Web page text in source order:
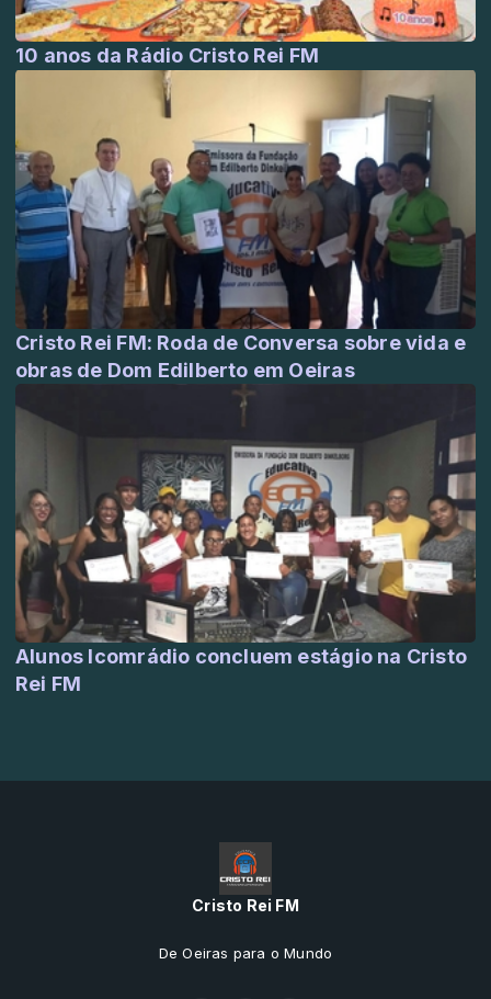
10 anos da Rádio Cristo Rei FM
Cristo Rei FM: Roda de Conversa sobre vida e
obras de Dom Edilberto em Oeiras
Alunos Icomrádio concluem estágio na Cristo
Rei FM
Cristo Rei FM
De Oeiras para o Mundo